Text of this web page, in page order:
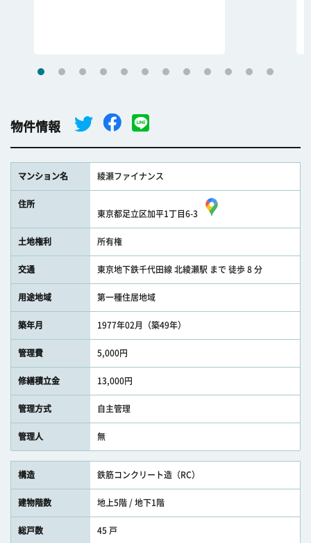
物件情報
マンション名 綾瀬ファイナンス
住所
東京都足立区加平1丁目6-3
土地権利 所有権
交通 東京地下鉄千代田線 北綾瀬駅 まで 徒歩 8 分
用途地域 第一種住居地域
築年月 1977年02月（築49年）
管理費 5,000円
修繕積立金 13,000円
管理方式 自主管理
管理人 無
構造 鉄筋コンクリート造（RC）
建物階数 地上5階 / 地下1階
総戸数 45 戸